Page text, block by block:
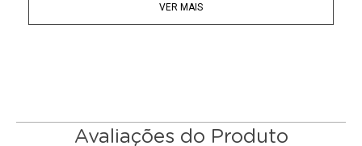
• Minimiza a vibração no momento da fotografia ou
entre outras
VER MAIS
Avaliações do Produto